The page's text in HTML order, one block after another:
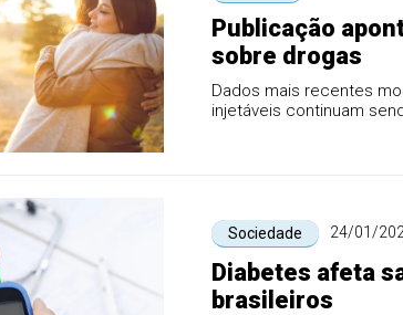
Publicação
sobre drogas
Dados mais recentes
injetáveis continuam
Sociedade 24/01/
Diabetes afeta
brasileiros